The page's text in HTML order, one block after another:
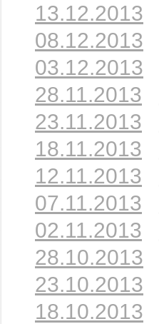
13.12.2013
08.12.2013
03.12.2013
28.11.2013
23.11.2013
18.11.2013
12.11.2013
07.11.2013
02.11.2013
28.10.2013
23.10.2013
18.10.2013